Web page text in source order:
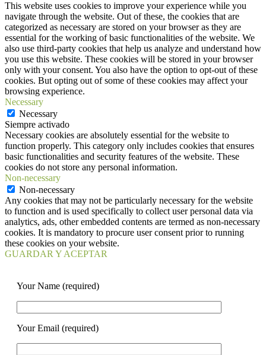
This website uses cookies to improve your experience while you
navigate through the website. Out of these, the cookies that are
categorized as necessary are stored on your browser as they are
essential for the working of basic functionalities of the website. We
also use third-party cookies that help us analyze and understand how
you use this website. These cookies will be stored in your browser
only with your consent. You also have the option to opt-out of these
cookies. But opting out of some of these cookies may affect your
browsing experience.
Necessary
Necessary
Siempre activado
Necessary cookies are absolutely essential for the website to
function properly. This category only includes cookies that ensures
basic functionalities and security features of the website. These
cookies do not store any personal information.
Non-necessary
Non-necessary
Any cookies that may not be particularly necessary for the website
to function and is used specifically to collect user personal data via
analytics, ads, other embedded contents are termed as non-necessary
cookies. It is mandatory to procure user consent prior to running
these cookies on your website.
GUARDAR Y ACEPTAR
Your Name (required)
Your Email (required)